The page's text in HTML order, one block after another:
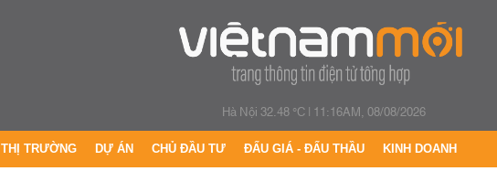
Hà Nội 32.48 °C| 11:16AM, 08/08/2026
THỊ TRƯỜNG DỰ ÁN CHỦ ĐẦU TƯ ĐẤU GIÁ - ĐẤU THẦU KINH DOANH